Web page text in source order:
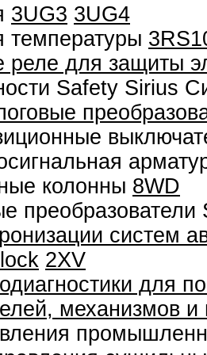
3UG3 3UG4
температуры
для защиты
Safety Sirius
колонны 8WD
преобразователи
систем
2XV
для
механизмов